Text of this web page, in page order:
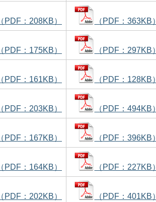
（PDF：208KB） （PDF：363KB）
（PDF：175KB） （PDF：297KB）
（PDF：161KB） （PDF：128KB）
（PDF：203KB） （PDF：494KB）
（PDF：167KB） （PDF：396KB）
（PDF：164KB） （PDF：227KB）
（PDF：202KB） （PDF：401KB）